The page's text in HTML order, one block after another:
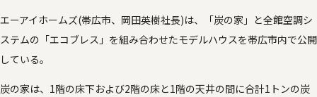
エーアイホームズ(帯広市、岡田英樹社長)は、「炭の家」と全館空調シ
ステムの「エコブレス」を組み合わせたモデルハウスを帯広市内で公開
している。
炭の家は、1階の床下および2階の床と1階の天井の間に合計1トンの炭